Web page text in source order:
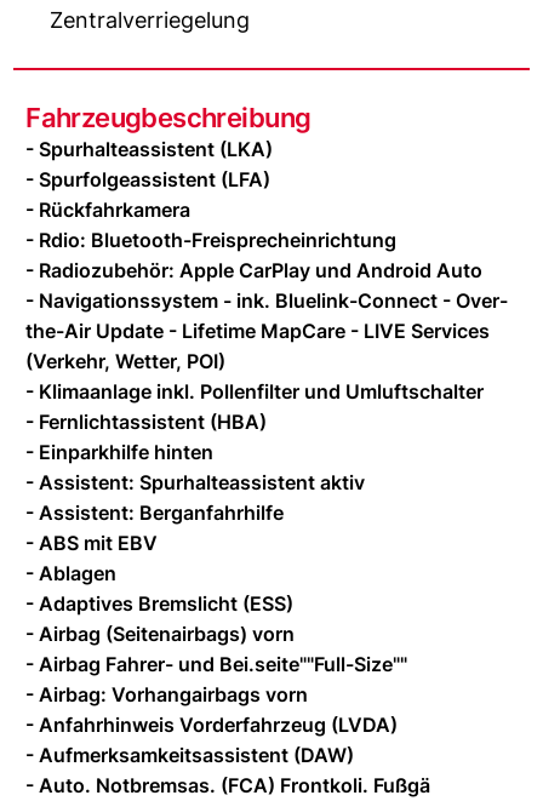
Zentralverriegelung
Fahrzeugbeschreibung
- Spurhalteassistent (LKA)
- Spurfolgeassistent (LFA)
- Rückfahrkamera
- Rdio: Bluetooth-Freisprecheinrichtung
- Radiozubehör: Apple CarPlay und Android Auto
- Navigationssystem - ink. Bluelink-Connect - Over-
the-Air Update - Lifetime MapCare - LIVE Services
(Verkehr, Wetter, POI)
- Klimaanlage inkl. Pollenfilter und Umluftschalter
- Fernlichtassistent (HBA)
- Einparkhilfe hinten
- Assistent: Spurhalteassistent aktiv
- Assistent: Berganfahrhilfe
- ABS mit EBV
- Ablagen
- Adaptives Bremslicht (ESS)
- Airbag (Seitenairbags) vorn
- Airbag Fahrer- und Bei.seite""Full-Size""
- Airbag: Vorhangairbags vorn
- Anfahrhinweis Vorderfahrzeug (LVDA)
- Aufmerksamkeitsassistent (DAW)
- Auto. Notbremsas. (FCA) Frontkoli. Fußgä